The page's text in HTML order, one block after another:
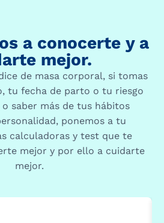
a conocerte y a
mejor.
de masa corporal, si tomas
tu fecha de parto o tu riesgo
saber más de tus hábitos
ponemos a tu
calculadoras y test que te
mejor y por ello a cuidarte
mejor.